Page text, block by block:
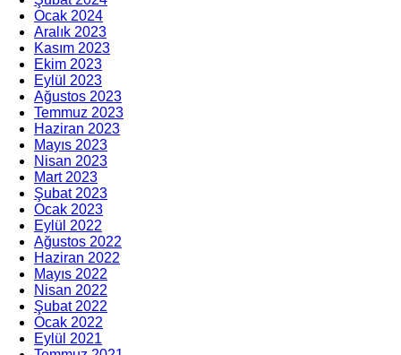
Ocak 2024
Aralık 2023
Kasım 2023
Ekim 2023
Eylül 2023
Ağustos 2023
Temmuz 2023
Haziran 2023
Mayıs 2023
Nisan 2023
Mart 2023
Şubat 2023
Ocak 2023
Eylül 2022
Ağustos 2022
Haziran 2022
Mayıs 2022
Nisan 2022
Şubat 2022
Ocak 2022
Eylül 2021